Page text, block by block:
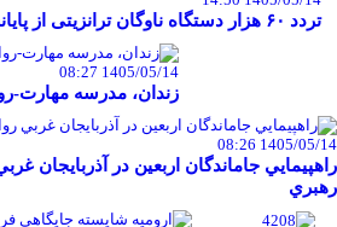
تردد ۶۰ هزار دستگاه ناوگان ترانزیتی از پایانه‌های مرزی آذربایجان ‌غربی
1405/05/14 08:27
زندان، مدرسه مهارت-
1405/05/14 08:26
راهپيمايي جاماندگان اربعين در آذربايجان
رهبري